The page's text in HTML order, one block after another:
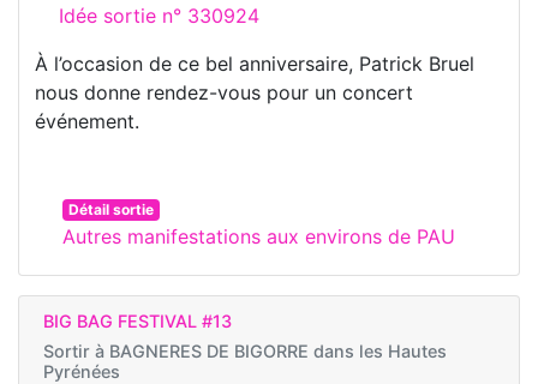
Idée sortie n° 330924
À l’occasion de ce bel anniversaire, Patrick Bruel
nous donne rendez-vous pour un concert
événement.
Détail sortie
Autres manifestations aux environs de PAU
BIG BAG FESTIVAL #13
Sortir à BAGNERES DE BIGORRE dans les Hautes
Pyrénées